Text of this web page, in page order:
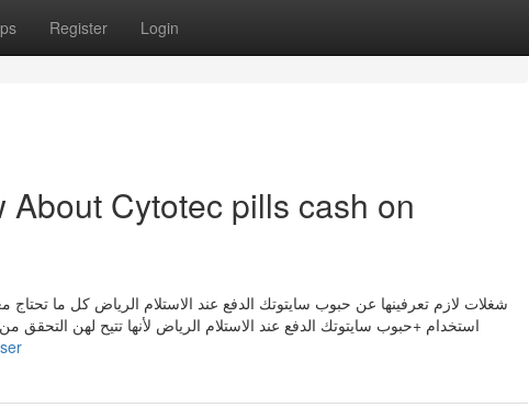
Register Login
Cytotec pills cash on
استخدام +حبوب سايتوتك الدفع عند الاستلام الرياض لأنها تتيح لهن التحقق